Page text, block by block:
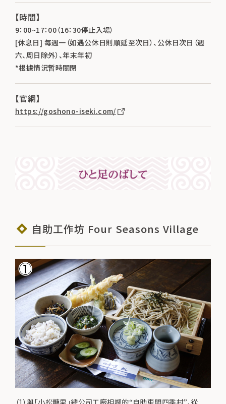
【時間】
9：00~17：00（16：30停止入場）
[休息日] 每週一（如遇公休日則順延至次日）、公休日次日（週
六、周日除外）、年末年初
*根據情況暫時關閉
【官網】
https://goshono-iseki.com/
自助工作坊 Four Seasons Village
（1）與「小松糖果」總公司工廠相鄰的“自助車間四季村”，從